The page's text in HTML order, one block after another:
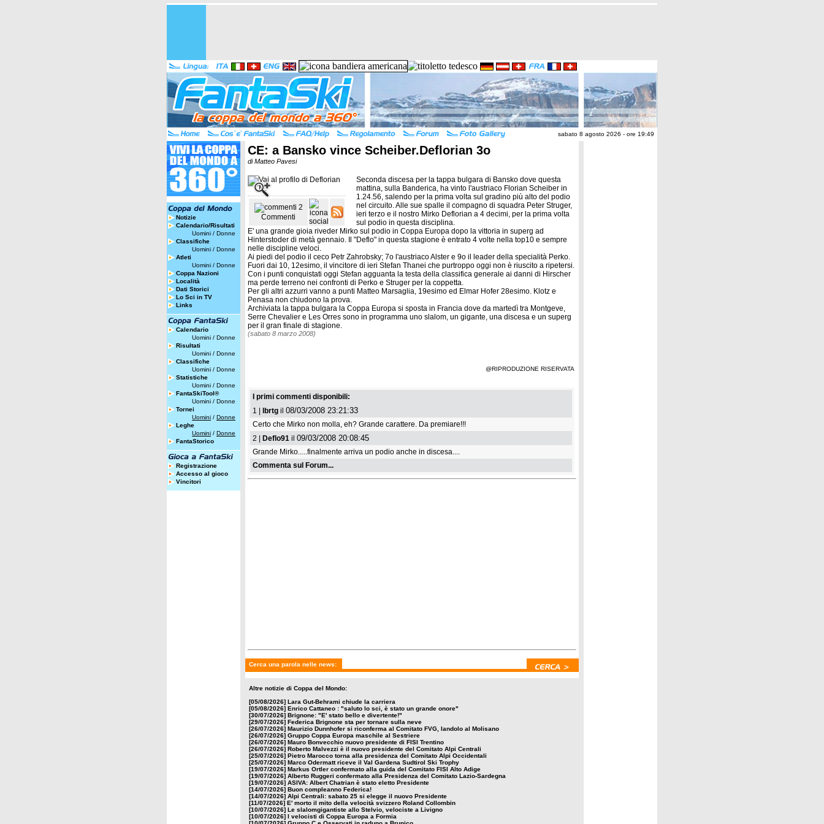
sabato 8 agosto 2026 - ore 19:49
Notizie
Calendario/Risultati
Uomini / Donne
Classifiche
Uomini / Donne
Atleti
Uomini / Donne
Coppa Nazioni
Località
Dati Storici
Lo Sci in TV
Links
Calendario
Uomini / Donne
Risultati
Uomini / Donne
Classifiche
Uomini / Donne
Statistiche
Uomini / Donne
FantaSkiTool®
Uomini / Donne
Tornei
Uomini / Donne
Leghe
Uomini / Donne
FantaStorico
Registrazione
Accesso al gioco
Vincitori
CE: a Bansko vince Scheiber.Deflorian 3o
di Matteo Pavesi
Vai al profilo di Deflorian
M.
2
Commenti
Seconda discesa per la tappa bulgara di Bansko dove questa
mattina, sulla Banderica, ha vinto l'austriaco Florian Scheiber in
1.24.56, salendo per la prima volta sul gradino più alto del podio
nel circuito. Alle sue spalle il compagno di squadra Peter Struger,
ieri terzo e il nostro Mirko Deflorian a 4 decimi, per la prima volta
sul podio in questa disciplina.
E' una grande gioia riveder Mirko sul podio in Coppa Europa dopo la vittoria in superg ad
Hinterstoder di metà gennaio. Il "Deflo" in questa stagione è entrato 4 volte nella top10 e sempre
nelle discipline veloci.
Ai piedi del podio il ceco Petr Zahrobsky; 7o l'austriaco Alster e 9o il leader della specialità Perko.
Fuori dai 10, 12esimo, il vincitore di ieri Stefan Thanei che purtroppo oggi non è riuscito a ripetersi.
Con i punti conquistati oggi Stefan agguanta la testa della classifica generale ai danni di Hirscher
ma perde terreno nei confronti di Perko e Struger per la coppetta.
Per gli altri azzurri vanno a punti Matteo Marsaglia, 19esimo ed Elmar Hofer 28esimo. Klotz e
Penasa non chiudono la prova.
Archiviata la tappa bulgara la Coppa Europa si sposta in Francia dove da martedì tra Montgeve,
Serre Chevalier e Les Orres sono in programma uno slalom, un gigante, una discesa e un superg
per il gran finale di stagione.
(sabato 8 marzo 2008)
@RIPRODUZIONE RISERVATA
I primi commenti disponibili:
1 |
lbrtg il 08/03/2008 23:21:33
Certo che Mirko non molla, eh? Grande carattere. Da premiare!!!
2 |
Deflo91 il 09/03/2008 20:08:45
Grande Mirko.....finalmente arriva un podio anche in discesa....
Commenta sul Forum...
Cerca una parola nelle news:
Altre notizie di Coppa del Mondo:
[05/08/2026] Lara Gut-Behrami chiude la carriera
[05/08/2026] Enrico Cattaneo : "saluto lo sci, è stato un grande onore"
[30/07/2026] Brignone: "E' stato bello e divertente!"
[29/07/2026] Federica Brignone sta per tornare sulla neve
[26/07/2026] Maurizio Dunnhofer si riconferma al Comitato FVG, Iandolo al Molisano
[26/07/2026] Gruppo Coppa Europa maschile al Sestriere
[26/07/2026] Mauro Bonvecchio nuovo presidente di FISI Trentino
[26/07/2026] Roberto Malvezzi è il nuovo presidente del Comitato Alpi Centrali
[25/07/2026] Pietro Marocco torna alla presidenza del Comitato Alpi Occidentali
[25/07/2026] Marco Odermatt riceve il Val Gardena Sudtirol Ski Trophy
[19/07/2026] Markus Ortler confermato alla guida del Comitato FISI Alto Adige
[19/07/2026] Alberto Ruggeri confermato alla Presidenza del Comitato Lazio-Sardegna
[19/07/2026] ASIVA: Albert Chatrian è stato eletto Presidente
[14/07/2026] Buon compleanno Federica!
[14/07/2026] Alpi Centrali: sabato 25 si elegge il nuovo Presidente
[11/07/2026] E' morto il mito della velocità svizzero Roland Collombin
[10/07/2026] Le slalomgigantiste allo Stelvio, velociste a Livigno
[10/07/2026] I velocisti di Coppa Europa a Formia